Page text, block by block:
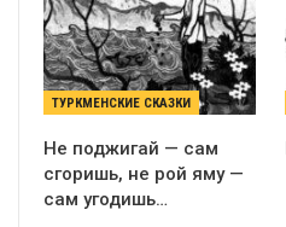
ТУРКМЕНСКИЕ СКАЗКИ
Не поджигай — сам
сгоришь, не рой яму —
сам угодишь…